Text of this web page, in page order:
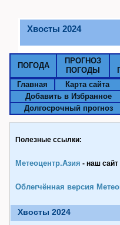
Хвосты 2024
ПОГОДА
ПРОГНОЗ
ПОГОДЫ
Главная Карта сайта
Добавить в Избранное
Долгосрочный прогноз
Полезные ссылки:
Метеоцентр.Азия - наш
Облегчённая версия
Хвосты 2024